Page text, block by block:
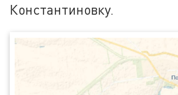
Константиновку.